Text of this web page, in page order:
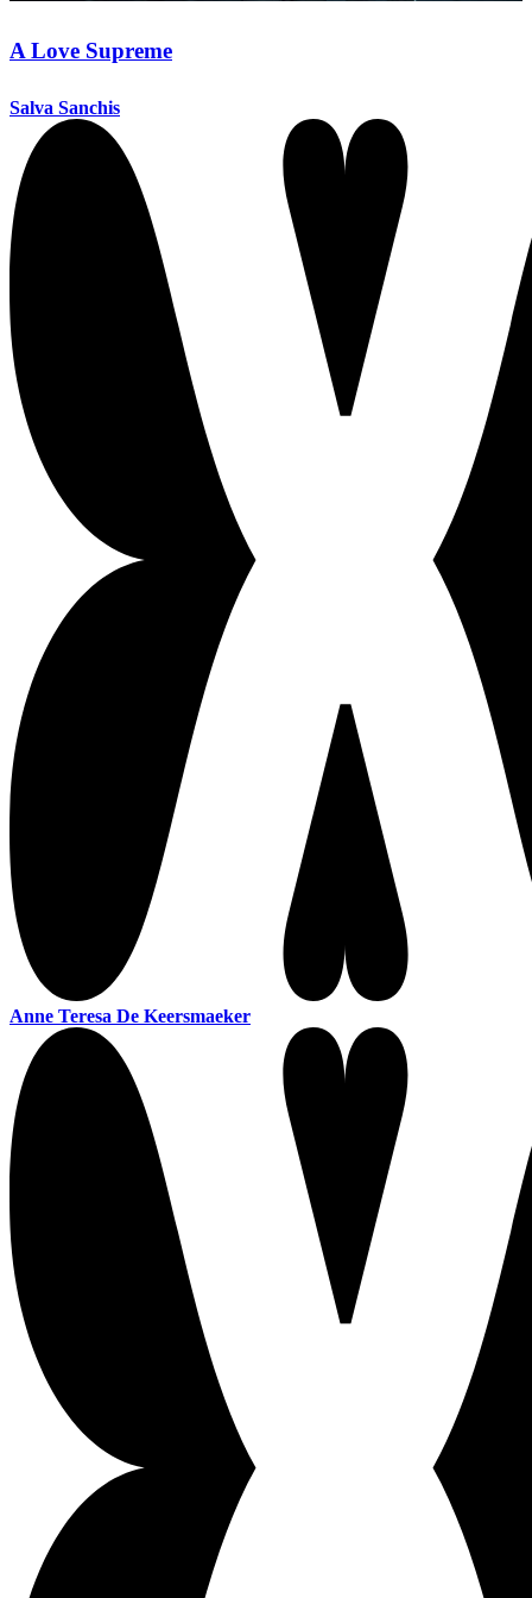
A Love Supreme
Salva Sanchis
Anne Teresa De Keersmaeker